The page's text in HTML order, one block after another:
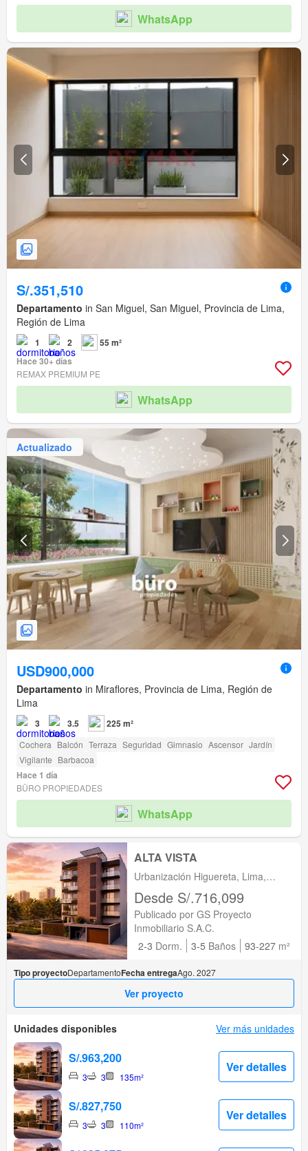
WhatsApp
S/.351,510
Departamento in San Miguel, San Miguel, Provincia de Lima,
Región de Lima
1 2
55 m²
Hace 30+ días
REMAX PREMIUM PE
WhatsApp
Actualizado
USD900,000
Departamento in Miraflores, Provincia de Lima, Región de
Lima
3 3.5 225 m²
Cochera Balcón Terraza Seguridad Gimnasio Ascensor Jardín
Vigilante Barbacoa
Hace 1 día
BÜRO PROPIEDADES
WhatsApp
ALTA VISTA
Urbanización Higuereta, Lima,
Santiago de Surco, Lima
Desde S/.716,099
Publicado por GS Proyecto
Inmobiliario S.A.C.
2-3 Dorm. 3-5 Baños 93-227 m²
Tipo proyectoDepartamentoFecha entregaAgo. 2027
Ver proyecto
Unidades disponibles Ver más unidades
S/.963,200
3 3 135m²
Ver detalles
S/.827,750
3 3 110m²
Ver detalles